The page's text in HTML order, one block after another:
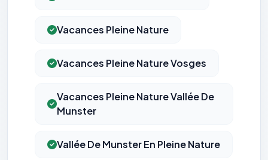
Vacances Pleine Nature
Vacances Pleine Nature Vosges
Vacances Pleine Nature Vallée De
Munster
Vallée De Munster En Pleine Nature